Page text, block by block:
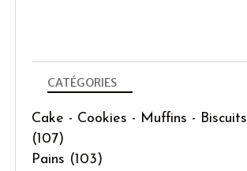
CATÉGORIES
Cake - Cookies - Muffins - Biscuits
(107)
Pains (103)